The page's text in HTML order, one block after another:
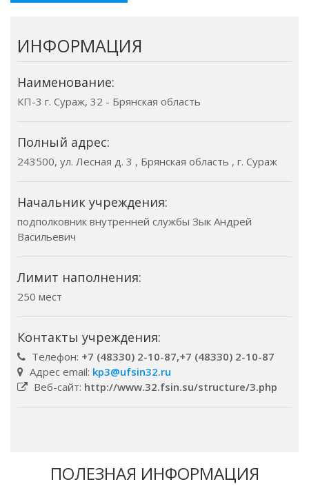
ИНФОРМАЦИЯ
Наименование:
КП-3 г. Сураж, 32 - Брянская область
Полный адрес:
243500, ул. Лесная д. 3 , Брянская область , г. Сураж
Начальник учреждения:
подполковник внутренней службы Зык Андрей
Васильевич
Лимит наполнения:
250 мест
Контакты учреждения:
Телефон: +7 (48330) 2-10-87,+7 (48330) 2-10-87
Адрес email: kp3@ufsin32.ru
Веб-сайт: http://www.32.fsin.su/structure/3.php
ПОЛЕЗНАЯ ИНФОРМАЦИЯ